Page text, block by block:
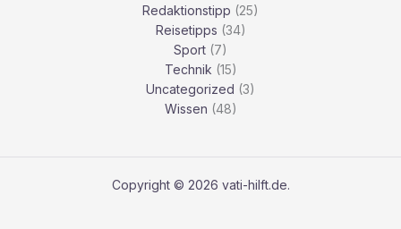
Redaktionstipp (25)
Reisetipps (34)
Sport (7)
Technik (15)
Uncategorized (3)
Wissen (48)
Copyright © 2026 vati-hilft.de.